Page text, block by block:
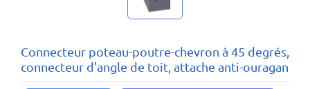
Connecteur poteau-poutre-chevron à 45 degrés,
connecteur d'angle de toit, attache anti-ouragan